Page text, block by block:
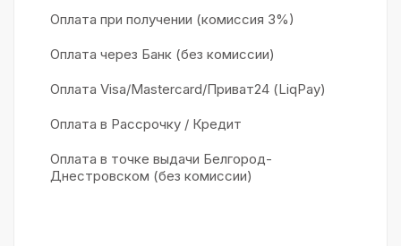
Оплата при получении (комиссия 3%)
Оплата через Банк (без комиссии)
Оплата Visa/Mastercard/Приват24 (LiqPay)
Оплата в Рассрочку / Кредит
Оплата в точке выдачи Белгород-
Днестровском (без комиссии)